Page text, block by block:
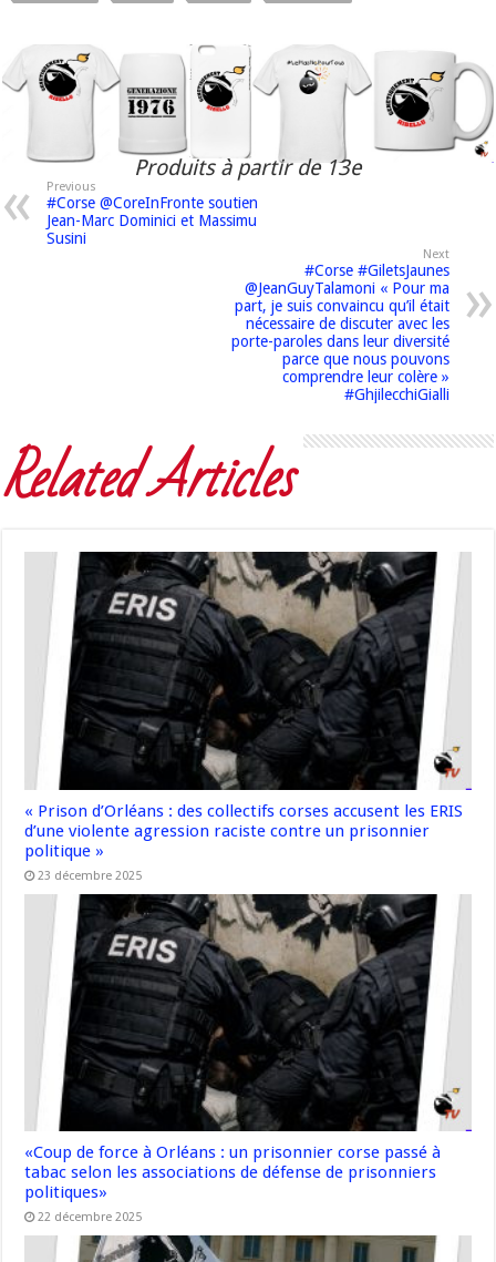
Produits à partir de 13e
Previous
#Corse @CoreInFronte soutien
Jean-Marc Dominici et Massimu
Susini
Next
#Corse #GiletsJaunes
@JeanGuyTalamoni « Pour ma
part, je suis convaincu qu’il était
nécessaire de discuter avec les
porte-paroles dans leur diversité
parce que nous pouvons
comprendre leur colère »
#GhjilecchiGialli
Related Articles
« Prison d’Orléans : des collectifs corses accusent les ERIS
d’une violente agression raciste contre un prisonnier
politique »
23 décembre 2025
«Coup de force à Orléans : un prisonnier corse passé à
tabac selon les associations de défense de prisonniers
politiques»
22 décembre 2025